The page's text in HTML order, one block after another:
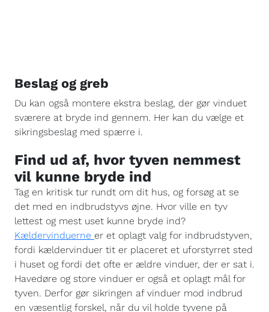
Beslag og greb
Du kan også montere ekstra beslag, der gør vinduet
sværere at bryde ind gennem. Her kan du vælge et
sikringsbeslag med spærre i.
Find ud af, hvor tyven nemmest
vil kunne bryde ind
Tag en kritisk tur rundt om dit hus, og forsøg at se
det med en indbrudstyvs øjne. Hvor ville en tyv
lettest og mest uset kunne bryde ind?
Kældervinduerne er et oplagt valg for indbrudstyven,
fordi kældervinduer tit er placeret et uforstyrret sted
i huset og fordi det ofte er ældre vinduer, der er sat i.
Havedøre og store vinduer er også et oplagt mål for
tyven. Derfor gør sikringen af vinduer mod indbrud
en væsentlig forskel, når du vil holde tyvene på